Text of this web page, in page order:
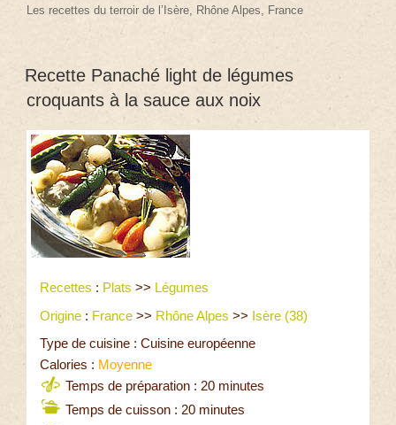
Les recettes du terroir de l’Isère, Rhône Alpes, France
Recette Panaché light de légumes
croquants à la sauce aux noix
Recettes : Plats >> Légumes
Origine : France >> Rhône Alpes >> Isère (38)
Type de cuisine : Cuisine européenne
Calories : Moyenne
Temps de préparation : 20 minutes
Temps de cuisson : 20 minutes